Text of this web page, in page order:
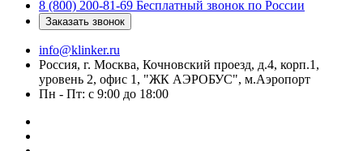
8 (800) 200-81-69 Бесплатный звонок по России
Заказать звонок
info@klinker.ru
Россия, г. Москва, Кочновский проезд, д.4, корп.1,
уровень 2, офис 1, "ЖК АЭРОБУС", м.Аэропорт
Пн - Пт: с 9:00 до 18:00